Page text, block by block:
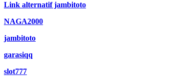
Link alternatif jambitoto
NAGA2000
jambitoto
garasiqq
slot777